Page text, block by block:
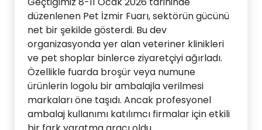
düzenlenen Pet İzmir Fuarı, sektörün gücünü
net bir şekilde gösterdi. Bu dev
organizasyonda yer alan veteriner klinikleri
ve pet shoplar binlerce ziyaretçiyi ağırladı.
Özellikle fuarda broşür veya numune
ürünlerin logolu bir ambalajla verilmesi
markaları öne taşıdı. Ancak profesyonel
ambalaj kullanımı katılımcı firmalar için etkili